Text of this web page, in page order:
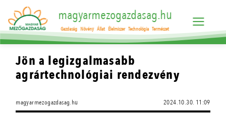
magyarmezogazdasag.hu
Gazdaság Növény Állat Élelmiszer Technológia Természet
Jön a legizgalmasabb
agrártechnológiai rendezvény
magyarmezogazdasag.hu 2024.10.30. 11:09